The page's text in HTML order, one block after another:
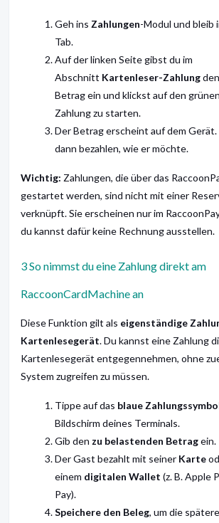
Geh ins Zahlungen-Modul und bleib
Tab.
Auf der linken Seite gibst du im
Abschnitt Kartenleser-Zahlung
Betrag ein und klickst auf den
Zahlung zu starten.
Der Betrag erscheint auf dem Gerät.
dann bezahlen, wie er möchte.
Wichtig: Zahlungen, die über das
gestartet werden, sind nicht mit einer
verknüpft. Sie erscheinen nur im
du kannst dafür keine Rechnung ausstellen.
3 So nimmst du eine Zahlung direkt am
RaccoonCardMachine an
Diese Funktion gilt als eigenständige
Kartenlesegerät. Du kannst eine Zahlung
Kartenlesegerät entgegennehmen, ohne
System zugreifen zu müssen.
Tippe auf das blaue
Bildschirm deines Terminals.
Gib den zu belastenden Betragein.
Der Gast bezahlt mit seiner Karte
einem digitalen Wallet (z. B. Apple
Pay).
Speichere den Beleg, um die